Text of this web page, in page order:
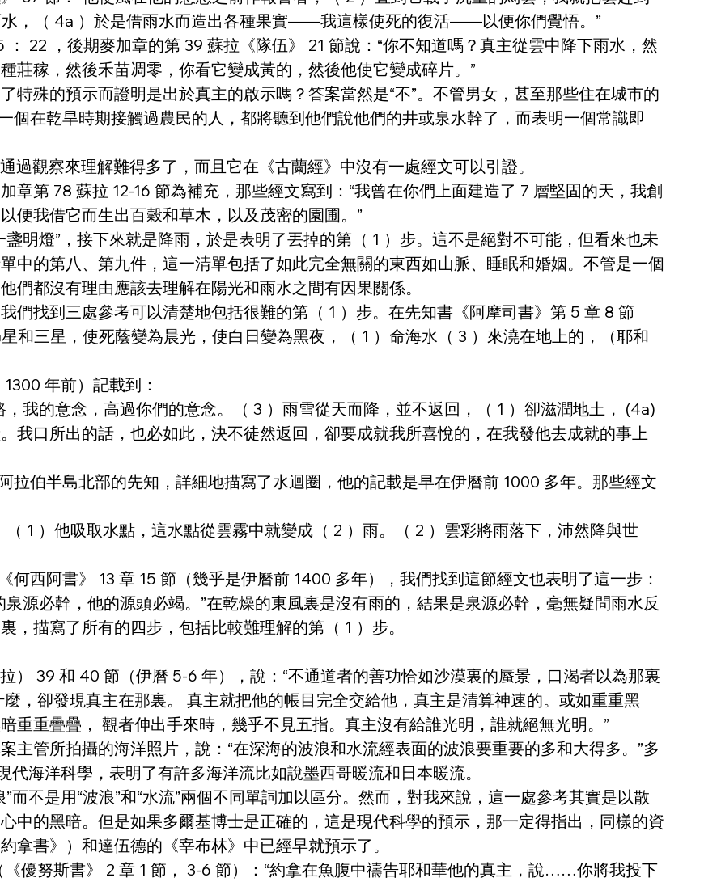
水，（ 4a ）於是借雨水而造出各種果實——我這樣使死的復活——以便你們覺悟。”
22 ，後期麥加章的第 39 蘇拉《隊伍》 21 節說：“你不知道嗎？真主從雲中降下雨水，然
莊稼，然後禾苗凋零，你看它變成黃的，然後他使它變成碎片。”
特殊的預示而證明是出於真主的啟示嗎？答案當然是“不”。不管男女，甚至那些住在城市的
個在乾旱時期接觸過農民的人，都將聽到他們說他們的井或泉水幹了，而表明一個常識即
過觀察來理解難得多了，而且它在《古蘭經》中沒有一處經文可以引證。
章第 78 蘇拉 12-16 節為補充，那些經文寫到：“我曾在你們上面建造了 7 層堅固的天，我創
便我借它而生出百穀和草木，以及茂密的園圃。”
明燈”，接下來就是降雨，於是表明了丟掉的第（ 1 ）步。這不是絕對不可能，但看來也未
中的第八、第九件，這一清單包括了如此完全無關的東西如山脈、睡眠和婚姻。不管是一個
們都沒有理由應該去理解在陽光和雨水之間有因果關係。
們找到三處參考可以清楚地包括很難的第（ 1 ）步。在先知書《阿摩司書》第 5 章 8 節
和三星，使死蔭變為晨光，使白日變為黑夜，（ 1 ）命海水（ 3 ）來澆在地上的，（耶和
年前）記載到：
我的意念，高過你們的意念。（ 3 ）雨雪從天而降，並不返回，（ 1 ）卻滋潤地土， (4a)
我口所出的話，也必如此，決不徒然返回，卻要成就我所喜悅的，在我發他去成就的事上
拉伯半島北部的先知，詳細地描寫了水迴圈，他的記載是早在伊曆前 1000 多年。那些經文
1 ）他吸取水點，這水點從雲霧中就變成（ 2 ）雨。（ 2 ）雲彩將雨落下，沛然降與世
西阿書》 13 章 15 節（幾乎是伊曆前 1400 多年），我們找到這節經文也表明了這一步：
源必幹，他的源頭必竭。”在乾燥的東風裏是沒有雨的，結果是泉源必幹，毫無疑問雨水反
描寫了所有的四步，包括比較難理解的第（ 1 ）步。
） 39 和 40 節（伊曆 5-6 年），說：“不通道者的善功恰如沙漠裏的蜃景，口渴者以為那裏
，卻發現真主在那裏。 真主就把他的帳目完全交給他，真主是清算神速的。或如重重黑
重重疊疊， 觀者伸出手來時，幾乎不見五指。真主沒有給誰光明，誰就絕無光明。”
主管所拍攝的海洋照片，說：“在深海的波浪和水流經表面的波浪要重要的多和大得多。”多
海洋科學，表明了有許多海洋流比如說墨西哥暖流和日本暖流。
不是用“波浪”和“水流”兩個不同單詞加以區分。然而，對我來說，這一處參考其實是以散
中的黑暗。但是如果多爾基博士是正確的，這是現代科學的預示，那一定得指出，同樣的資
拿書》）和達伍德的《宰布林》中已經早就預示了。
優努斯書》 2 章 1 節， 3-6 節）：“約拿在魚腹中禱告耶和華他的真主，說……你將我投下